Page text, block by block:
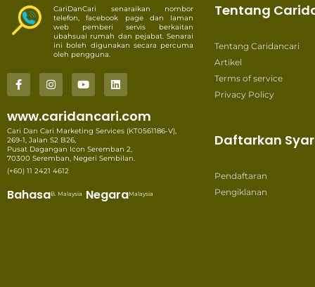
CariDanCari senaraikan nombor
telefon, facebook page dan laman
web pemberi servis berkaitan
ubahsuai rumah dan pejabat. Senarai
ini boleh digunakan secara percuma
oleh pengguna.
www.caridancari.com
Cari Dan Cari Marketing Services (KT0561186-V),
269-1, Jalan S2 B26,
Pusat Dagangan Icon Seremban 2,
70300 Seremban, Negeri Sembilan.
(+60) 11 2421 4612
BahasaB. Malaysia NegaraMalaysia
Tentang
Tentang Caridancari
Artikel
Terms of service
Privacy Policy
Daftarkan
Pendaftaran
Pengiklanan